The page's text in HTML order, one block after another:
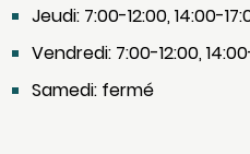
Jeudi: 7:00-12:00, 14:00-
Vendredi: 7:00-12:00,
Samedi: fermé